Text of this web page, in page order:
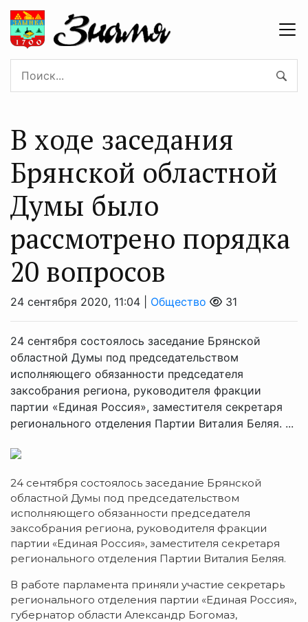
В ходе заседания
Брянской областной
Думы было
рассмотрено порядка
20 вопросов
24 сентября 2020, 11:04 | Общество 31
24 сентября состоялось заседание Брянской
областной Думы под председательством
исполняющего обязанности председателя
заксобрания региона, руководителя фракции
партии «Единая Россия», заместителя секретаря
регионального отделения Партии Виталия Беляя. ...
24 сентября состоялось заседание Брянской
областной Думы под председательством
исполняющего обязанности председателя
заксобрания региона, руководителя фракции
партии «Единая Россия», заместителя секретаря
регионального отделения Партии Виталия Беляя.
В работе парламента приняли участие секретарь
регионального отделения партии «Единая Россия»,
губернатор области Александр Богомаз,